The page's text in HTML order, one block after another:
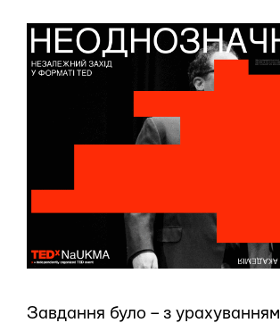
Завдання було – з урахуванням